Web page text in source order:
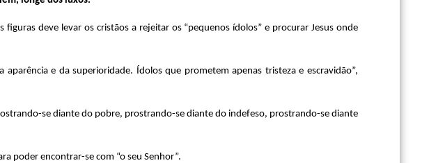
deve levar os cristãos a rejeitar os “pequenos ídolos” e procurar Jesus onde
e da superioridade. Ídolos que prometem apenas tristeza e escravidão”,
se diante do pobre, prostrando-se diante do indefeso, prostrando-se diante
poder encontrar-se com “o seu Senhor”.